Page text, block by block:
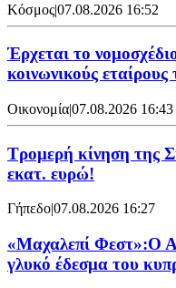
Κόσμος|07.08.2026 16:52
Έρχεται το
κοινωνικούς εταίρους
Οικονομία|07.08.2026 16:43
Τρομερή κίνηση της
εκατ. ευρώ!
Γήπεδο|07.08.2026 16:27
«Μαχαλεπί Φεστ»:Ο
γλυκό έδεσμα του